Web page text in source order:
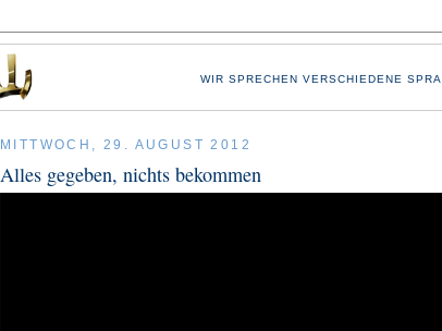
WIR SPRECHEN VERSCHIEDENE
MITTWOCH, 29. AUGUST 2012
Alles gegeben, nichts bekommen